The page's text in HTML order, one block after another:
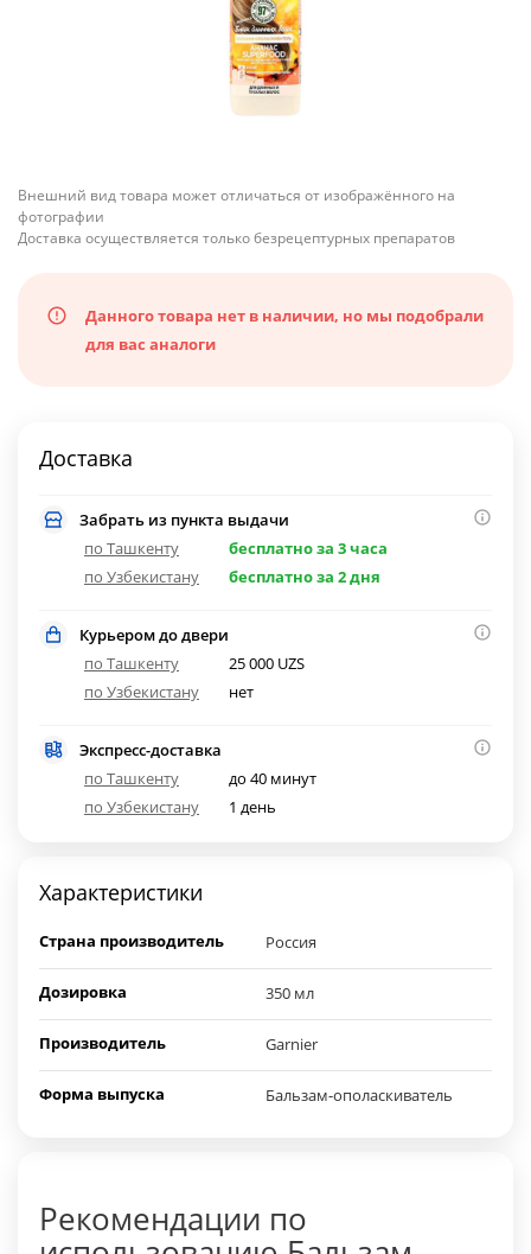
Внешний вид товара может отличаться от изображённого на
фотографии
Доставка осуществляется только безрецептурных препаратов
Данного товара нет в наличии, но мы подобрали
для вас аналоги
Доставка
Забрать из пункта выдачи
по Ташкенту
бесплатно за 3 часа
по Узбекистану
бесплатно за 2 дня
Курьером до двери
по Ташкенту
25 000 UZS
по Узбекистану
нет
Экспресс-доставка
по Ташкенту
до 40 минут
по Узбекистану
1 день
Характеристики
Страна производитель Россия
Дозировка 350 мл
Производитель Garnier
Форма выпуска Бальзам-ополаскиватель
Рекомендации по